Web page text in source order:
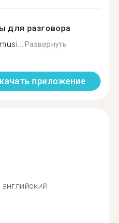
для разговора
Развернуть
приложение
английский